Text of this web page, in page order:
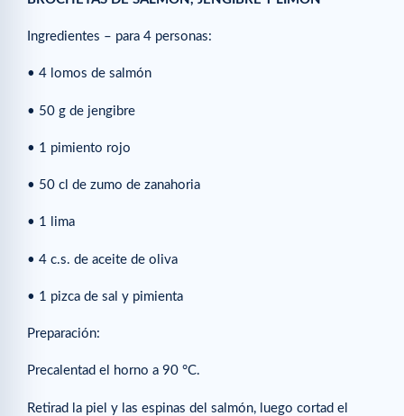
Ingredientes – para 4 personas:
• 4 lomos de salmón
• 50 g de jengibre
• 1 pimiento rojo
• 50 cl de zumo de zanahoria
• 1 lima
• 4 c.s. de aceite de oliva
• 1 pizca de sal y pimienta
Preparación:
Precalentad el horno a 90 °C.
Retirad la piel y las espinas del salmón, luego cortad el